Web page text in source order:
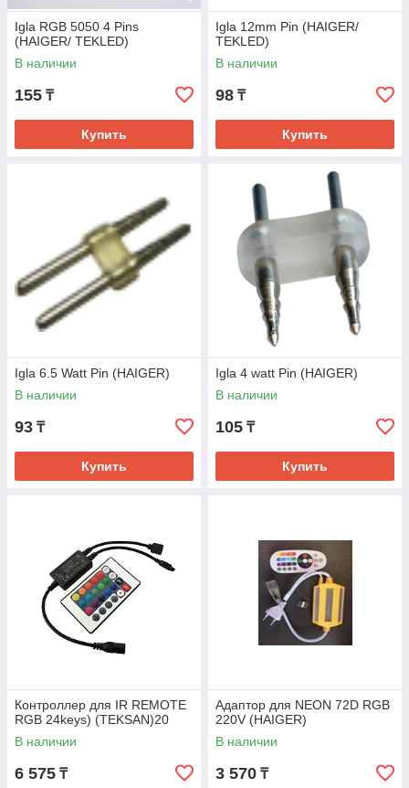
Igla RGB 5050 4 Pins
(HAIGER/ TEKLED)
В наличии
155 ₸
Купить
Igla 12mm Pin (HAIGER/
TEKLED)
В наличии
98 ₸
Купить
Igla 6.5 Watt Pin (HAIGER)
В наличии
93 ₸
Купить
Igla 4 watt Pin (HAIGER)
В наличии
105 ₸
Купить
Контроллер для IR REMOTE
RGB 24keys) (TEKSAN)20
В наличии
6 575 ₸
Адаптор для NEON 72D RGB
220V (HAIGER)
В наличии
3 570 ₸